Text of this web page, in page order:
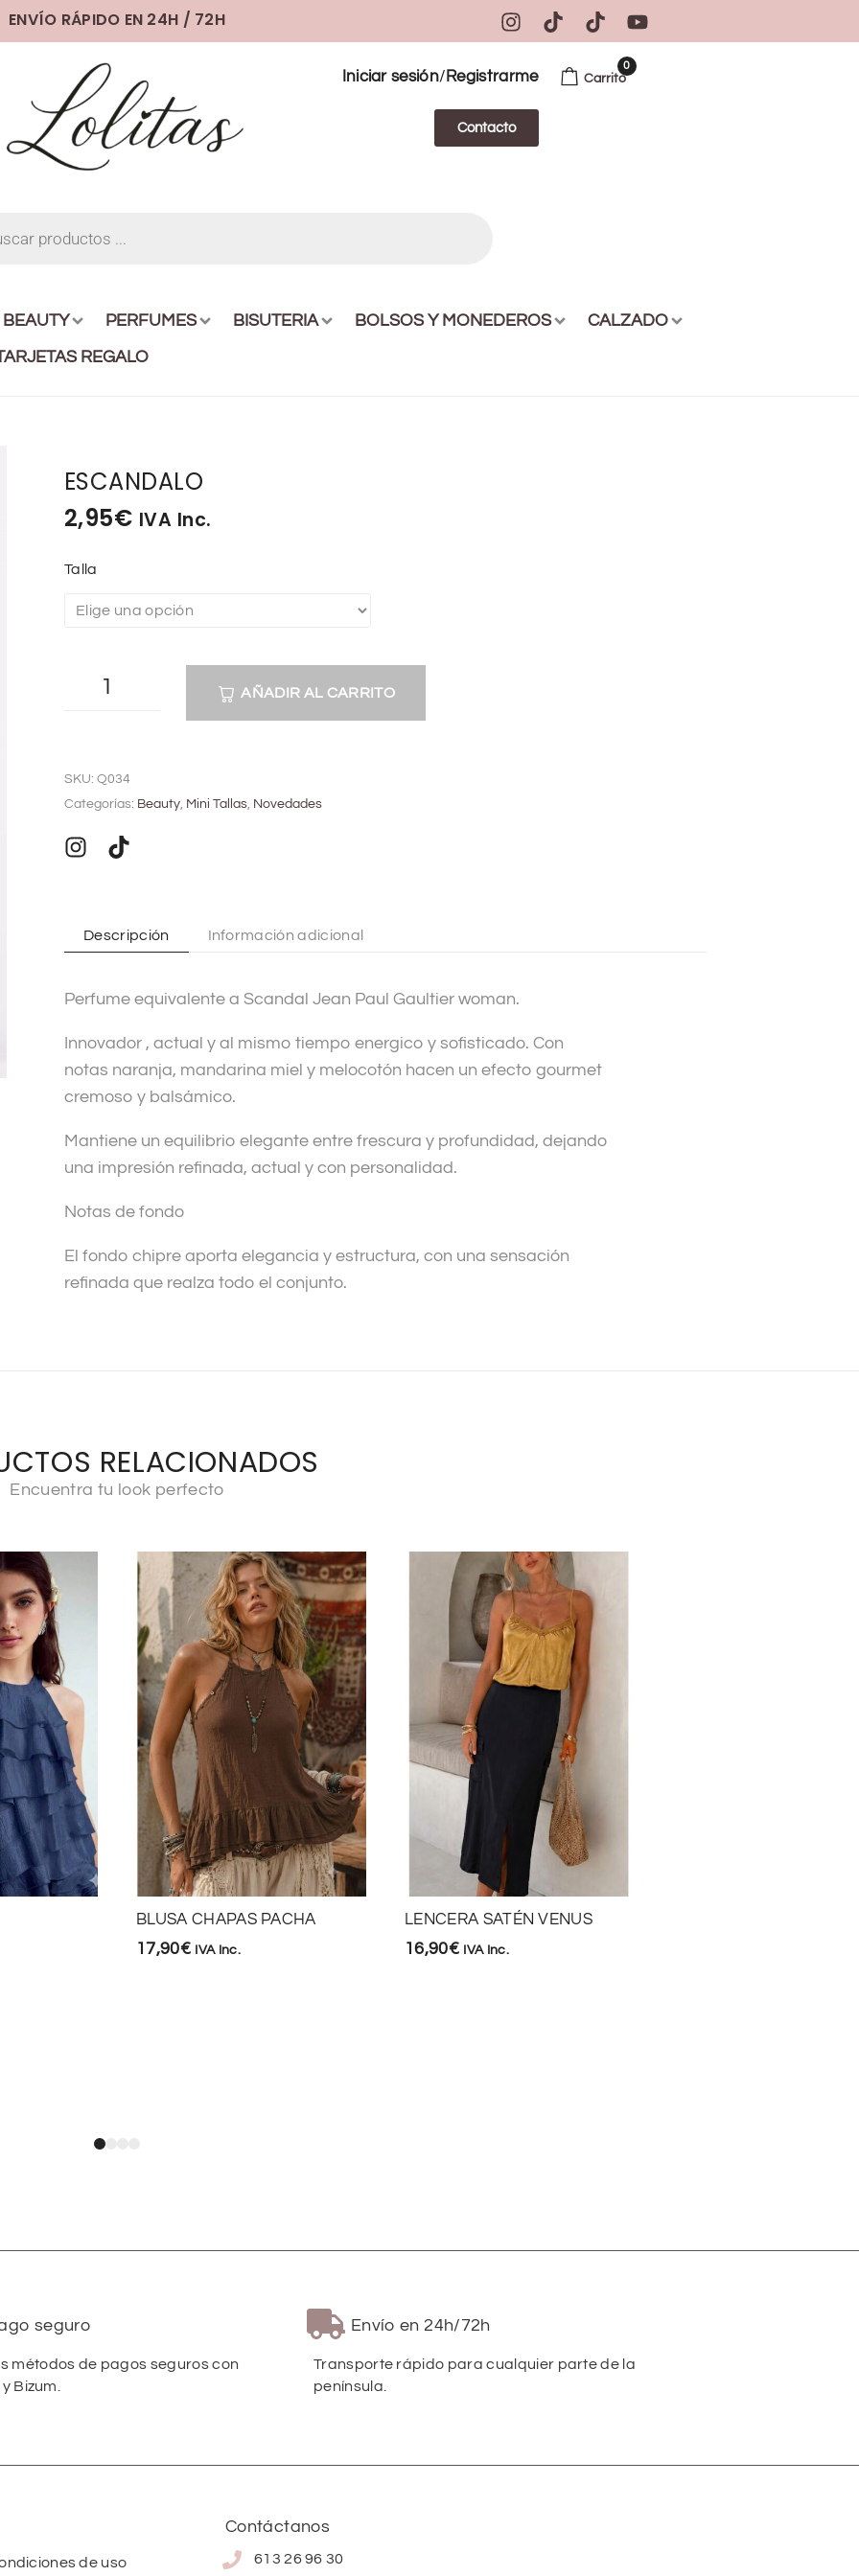
ENVÍO RÁPIDO EN 24H / 72H
Iniciar sesión/ Registrarme
Contacto
Carrito
0
BEAUTY PERFUMES BISUTERIA BOLSOS Y MONEDEROS
CALZADO
REGALO
ESCANDALO
2,95€ IVA Inc.
Talla
AÑADIR AL CARRITO
t
r
i
e
SKU: Q034
Categorías: Beauty, Mini Tallas, Novedades
Descripción Información adicional
Perfume equivalente a Scandal Jean Paul Gaultier woman.
Innovador , actual y al mismo tiempo energico y sofisticado. Con
notas naranja, mandarina miel y melocotón hacen un efecto gourmet
cremoso y balsámico.
Mantiene un equilibrio elegante entre frescura y profundidad, dejando
una impresión refinada, actual y con personalidad.
Notas de fondo
El fondo chipre aporta elegancia y estructura, con una sensación
refinada que realza todo el conjunto.
RELACIONADOS
Encuentra tu look perfecto
BLUSA CHAPAS PACHA
17,90€ IVA Inc.
LENCERA SATÉN VENUS
16,90€ IVA Inc.
seguro
métodos de pagos seguros con
Bizum.
Envío en 24h/72h
Transporte rápido para cualquier parte de la
península.
de uso
Contáctanos
613 26 96 30